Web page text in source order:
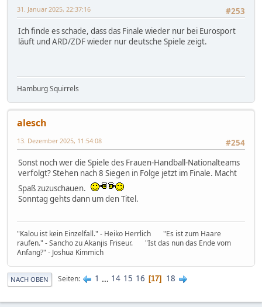
#253
31. Januar 2025, 22:37:16
Ich finde es schade, dass das Finale wieder nur bei Eurosport
läuft und ARD/ZDF wieder nur deutsche Spiele zeigt.
Hamburg Squirrels
alesch
#254
13. Dezember 2025, 11:54:08
Sonst noch wer die Spiele des Frauen-Handball-Nationalteams
verfolgt? Stehen nach 8 Siegen in Folge jetzt im Finale. Macht
Spaß zuzuschauen.
Sonntag gehts dann um den Titel.
"Kalou ist kein Einzelfall." - Heiko Herrlich "Es ist zum Haare
raufen." - Sancho zu Akanjis Friseur. "Ist das nun das Ende vom
Anfang?" - Joshua Kimmich
NACH OBEN Seiten 1 ... 14 15 16 17 18